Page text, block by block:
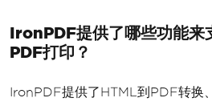
IronPDF提供了哪些功能来
PDF打印？
IronPDF提供了HTML到PDF转换